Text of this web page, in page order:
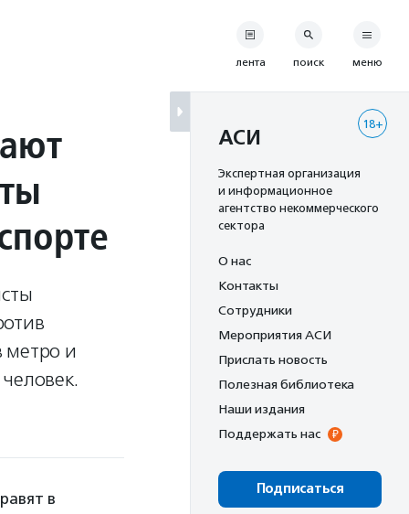
метро и
в
лента поиск меню
18+
АСИ
Экспертная организация
и информационное
агентство некоммерческого
сектора
О нас
Контакты
Сотрудники
Мероприятия АСИ
Прислать новость
Полезная библиотека
Наши издания
Поддержать нас
Подписаться